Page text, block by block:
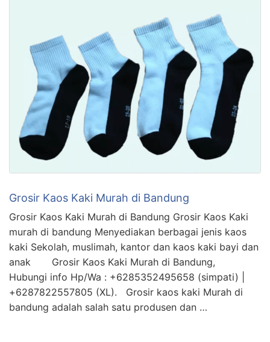
Grosir Kaos Kaki Murah di Bandung
Grosir Kaos Kaki Murah di Bandung Grosir Kaos Kaki
murah di bandung Menyediakan berbagai jenis kaos
kaki Sekolah, muslimah, kantor dan kaos kaki bayi dan
anak Grosir Kaos Kaki Murah di Bandung,
Hubungi info Hp/Wa : +6285352495658 (simpati) |
+6287822557805 (XL). Grosir kaos kaki Murah di
bandung adalah salah satu produsen dan …